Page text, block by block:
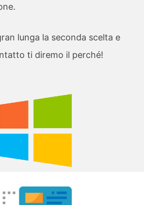
lunga la seconda scelta e
ti diremo il perché!